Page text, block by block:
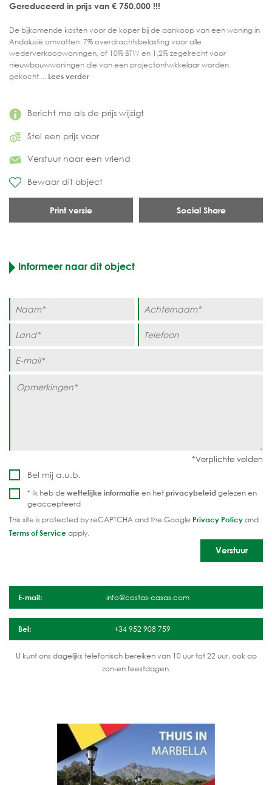
Bericht me als de prijs wijzigt
Stel een prijs voor
Verstuur naar een vriend
Bewaar dit object
Print versie Social Share
Gereduceerd in prijs van € 750.000 !!!
De bijkomende kosten voor de koper bij de aankoop van een woning in
Andalusië omvatten: 7% overdrachtsbelasting voor alle
wederverkoopwoningen, of 10% BTW en 1,2% zegelrecht voor
nieuwbouwwoningen die van een projectontwikkelaar worden
gekocht.... Lees verder
Informeer naar dit object
Bel mij a.u.b.
* Ik heb de wettelijke informatie en hetprivacybeleid gelezen en
geaccepteerd
This site is protected by reCAPTCHA and the Google Privacy Policyand
Terms of Serviceapply.
E-mail: info@costas-casas.com
Bel: +34 952 908 759
U kunt ons dagelijks telefonisch bereiken van 10 uur tot 22 uur, ook op
zon-en feestdagen.